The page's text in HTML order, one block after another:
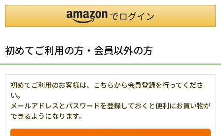
初めてご利用の方・会員以外の方
初めてご利用のお客様は、こちらから会員登録を行ってくださ
い。
メールアドレスとパスワードを登録しておくと便利にお買い物が
できるようになります。